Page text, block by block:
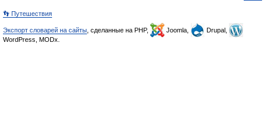
👣 Путешествия
Экспорт словарей на сайты , сделанные на PHP, Joomla,
Drupal,
WordPress, MODx.